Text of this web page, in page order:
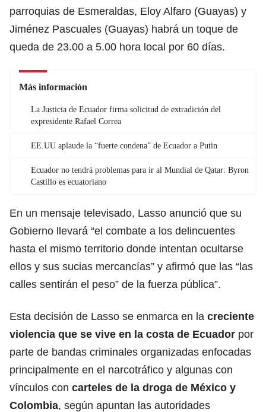
parroquias de Esmeraldas, Eloy Alfaro (Guayas) y
Jiménez Pascuales (Guayas) habrá un toque de
queda de 23.00 a 5.00 hora local por 60 días.
Más información
La Justicia de Ecuador firma solicitud de extradición del
expresidente Rafael Correa
EE.UU aplaude la “fuerte condena” de Ecuador a Putin
Ecuador no tendrá problemas para ir al Mundial de Qatar: Byron
Castillo es ecuatoriano
En un mensaje televisado, Lasso anunció que su
Gobierno llevará “el combate a los delincuentes
hasta el mismo territorio donde intentan ocultarse
ellos y sus sucias mercancías” y afirmó que las “las
calles sentirán el peso” de la fuerza pública”.
Esta decisión de Lasso se enmarca en la creciente
violencia que se vive en la costa de Ecuador por
parte de bandas criminales organizadas enfocadas
principalmente en el narcotráfico y algunas con
vínculos con carteles de la droga de México y
Colombia, según apuntan las autoridades